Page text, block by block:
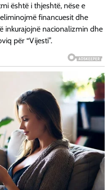
është i thjeshtë, nëse e
financuesit dhe
inkurajojnë nacionalizmin dhe
për “Vijesti”.